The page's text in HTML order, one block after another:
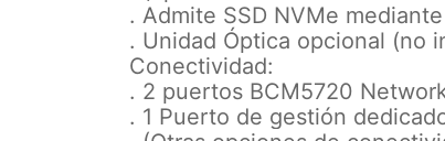
. Admite SSD NVMe
. Unidad Óptica opcional (no
Conectividad:
. 2 puertos BCM5720
. 1 Puerto de gestión